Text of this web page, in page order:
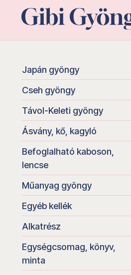
Japán gyöngy
Cseh gyöngy
Távol-Keleti gyöngy
Ásvány, kő, kagyló
Befoglalható kaboson,
lencse
Műanyag gyöngy
Egyéb kellék
Alkatrész
Egységcsomag, könyv,
minta